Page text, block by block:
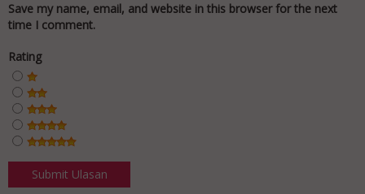
Save my name, email, and website in this browser for the next
time I comment.
Rating